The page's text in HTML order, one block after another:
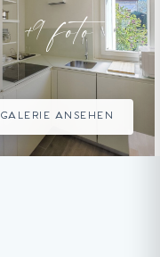
+9 foto
GALERIE ANSEHEN